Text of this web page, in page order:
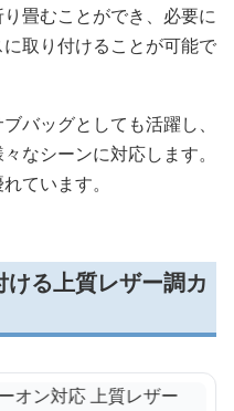
畳むことができ、必要に
取り付けることが可能で
バッグとしても活躍し、
なシーンに対応します。
ています。
る上質レザー調カ